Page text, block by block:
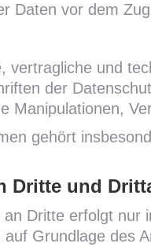
Daten vor dem
vertragliche und
der
Manipulationen,
gehört
Dritte und
Dritte erfolgt
Grundlage des